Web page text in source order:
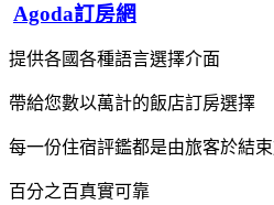
Agoda訂房網
提供各國各種語言選擇介面
帶給您數以萬計的飯店訂房選擇
每一份住宿評鑑都是由旅客於結
百分之百真實可靠